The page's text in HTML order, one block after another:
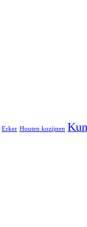
Erker Houten kozijnen